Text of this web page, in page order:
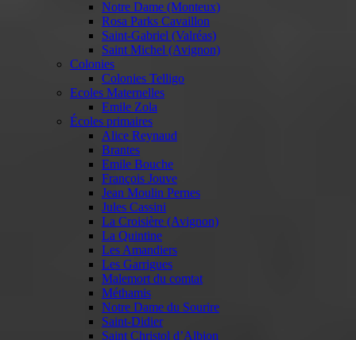
Notre Dame (Monteux)
Rosa Parks Cavaillon
Saint-Gabriel (Valréas)
Saint Michel (Avignon)
Colonies
Colonies Telligo
Ecoles Maternelles
Emile Zola
Écoles primaires
Alice Reynaud
Brantes
Emile Bouche
François Jouve
Jean Moulin Pernes
Jules Cassini
La Croisière (Avignon)
La Quintine
Les Amandiers
Les Garrigues
Malemort du comtat
Méthamis
Notre Dame du Sourire
Saint-Didier
Saint Christol d’Albion